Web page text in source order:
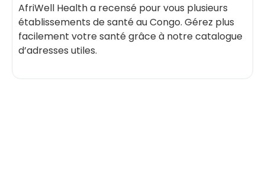
AfriWell Health a recensé pour vous plusieurs
établissements de santé au Congo. Gérez plus
facilement votre santé grâce à notre catalogue
d’adresses utiles.